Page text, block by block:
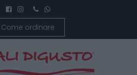
Come ordinare